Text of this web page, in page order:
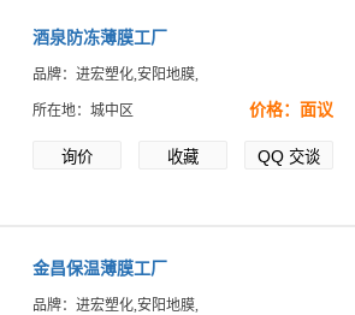
酒泉防冻薄膜工厂
品牌：进宏塑化,安阳地膜,
所在地：城中区 价格：面议
询价 收藏 QQ 交谈
金昌保温薄膜工厂
品牌：进宏塑化,安阳地膜,